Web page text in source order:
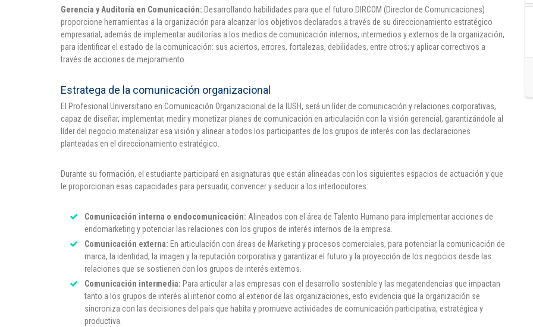
Gerencia y Auditoría en Comunicación: Desarrollando habilidades para que el futuro DIRCOM (Director de Comunicaciones)
proporcione herramientas a la organización para alcanzar los objetivos declarados a través de su direccionamiento estratégico
empresarial, además de implementar auditorías a los medios de comunicación internos, intermedios y externos de la organización,
para identificar el estado de la comunicación: sus aciertos, errores, fortalezas, debilidades, entre otros; y aplicar correctivos a
través de acciones de mejoramiento.
Estratega de la comunicación organizacional
El Profesional Universitario en Comunicación Organizacional de la IUSH, será un líder de comunicación y relaciones corporativas,
capaz de diseñar, implementar, medir y monetizar planes de comunicación en articulación con la visión gerencial, garantizándole al
líder del negocio materializar esa visión y alinear a todos los participantes de los grupos de interés con las declaraciones
planteadas en el direccionamiento estratégico.
Durante su formación, el estudiante participará en asignaturas que están alineadas con los siguientes espacios de actuación y que
le proporcionan esas capacidades para persuadir, convencer y seducir a los interlocutores:
Comunicación interna o endocomunicación: Alineados con el área de Talento Humano para implementar acciones de
endomarketing y potenciar las relaciones con los grupos de interés internos de la empresa.
Comunicación externa: En articulación con áreas de Marketing y procesos comerciales, para potenciar la comunicación de
marca, la identidad, la imagen y la reputación corporativa y garantizar el futuro y la proyección de los negocios desde las
relaciones que se sostienen con los grupos de interés externos.
Comunicación intermedia: Para articular a las empresas con el desarrollo sostenible y las megatendencias que impactan
tanto a los grupos de interés al interior como al exterior de las organizaciones, esto evidencia que la organización se
sincroniza con las decisiones del país que habita y promueve actividades de comunicación participativa, estratégica y
productiva.